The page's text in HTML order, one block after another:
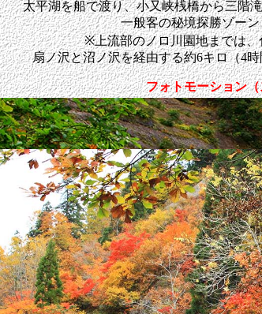
太平湖を船で渡り、小又峡桟橋から三階
一般客の秘境探勝ゾー
※上流部のノロ川園地までは
扇ノ沢と沼ノ沢を経由する約6キロ（4
フォトモーション